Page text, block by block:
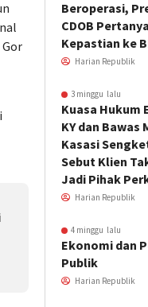
Beroperasi,
CDOB
Kepastian ke
Harian Republik
3 minggu lalu
Kuasa Hukum
KY dan Bawas
Kasasi
Sebut Klien
Jadi Pihak
Harian Republik
4 minggu lalu
Ekonomi dan
Publik
Harian Republik